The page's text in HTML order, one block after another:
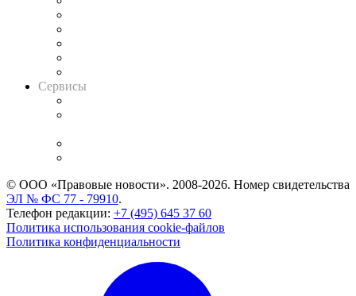
Сервисы
© ООО «Правовые новости». 2008-2026. Номер свидетельства
ЭЛ № ФС 77 - 79910.
Телефон редакции: +7 (495) 645 37 60
Политика использования cookie-файлов
Политика конфиденциальности